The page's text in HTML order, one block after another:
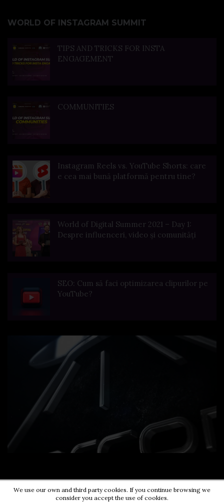
WORLD OF INSTAGRAM SUMMIT
TIPS AND TRICKS FOR INSTA
ENGAGEMENT
COMMUNITIES
Instagram Reels vs. YouTube Shorts: care
e cea mai bună platformă pentru tine?
World of Digital Summer 2021 – Day 1:
Despre influenceri, video și comunități
SEO: Cum să faci optimizarea clipurilor pe
YouTube?
Contact us:0724203670|pr@energycorner.ro
We use our own and third party cookies. If you continue browsing we
consider you accept the use of cookies.